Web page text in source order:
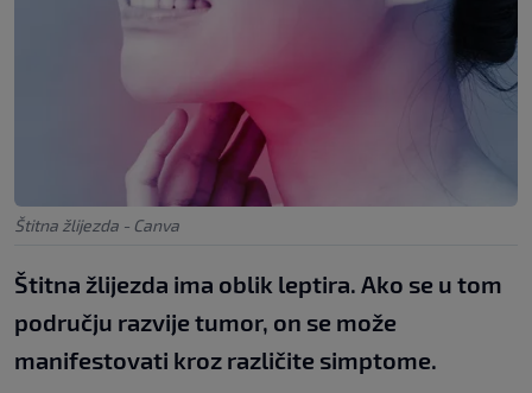
Štitna žlijezda - Canva
Štitna žlijezda ima oblik leptira. Ako se u tom
području razvije tumor, on se može
manifestovati kroz različite simptome.